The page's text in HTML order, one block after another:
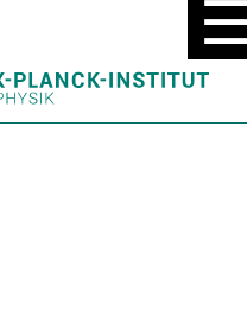
MENÜ
EIN/